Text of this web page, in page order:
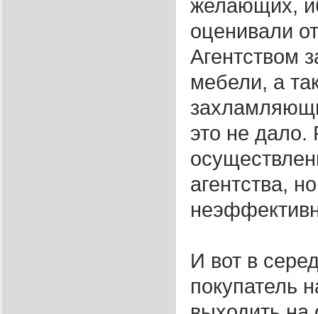
желающих,
оценивали
Агентством
мебели, а
это не дало.
агентства,
И вот в
покупатель